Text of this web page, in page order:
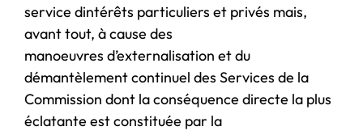
service dintérêts particuliers et privés mais,
avant tout, à cause des
manoeuvres d’externalisation et du
démantèlement continuel des Services de la
Commission dont la conséquence directe la plus
éclatante est constituée par la